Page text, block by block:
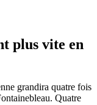
plus vite en
grandira quatre fois
Quatre